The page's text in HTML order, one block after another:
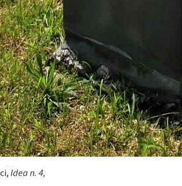
Idea n. 4,